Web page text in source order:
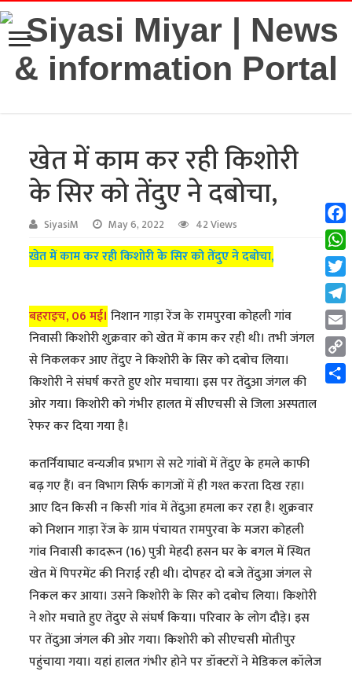
खेत में काम कर रही किशोरी
के सिर को तेंदुए ने दबोचा,
SiyasiM May 6, 2022 42 Views
खेत में काम कर रही किशोरी के सिर को तेंदुए ने दबोचा,
बहराइच, 06 मई। निशान गाड़ा रेंज के रामपुरवा कोहली गांव
निवासी किशोरी शुक्रवार को खेत में काम कर रही थी। तभी जंगल
से निकलकर आए तेंदुए ने किशोरी के सिर को दबोच लिया।
किशोरी ने संघर्ष करते हुए शोर मचाया। इस पर तेंदुआ जंगल की
ओर गया। किशोरी को गंभीर हालत में सीएचसी से जिला अस्पताल
रेफर कर दिया गया है।
कतर्नियाघाट वन्यजीव प्रभाग से सटे गांवों में तेंदुए के हमले काफी
बढ़ गए हैं। वन विभाग सिर्फ कागजों में ही गश्त करता दिख रहा।
आए दिन किसी न किसी गांव में तेंदुआ हमला कर रहा है। शुक्रवार
को निशान गाड़ा रेंज के ग्राम पंचायत रामपुरवा के मजरा कोहली
गांव निवासी कादरून (16) पुत्री मेहदी हसन घर के बगल में स्थित
खेत में पिपरमेंट की निराई रही थी। दोपहर दो बजे तेंदुआ जंगल से
निकल कर आया। उसने किशोरी के सिर को दबोच लिया। किशोरी
ने शोर मचाते हुए तेंदुए से संघर्ष किया। परिवार के लोग दौड़े। इस
पर तेंदुआ जंगल की ओर गया। किशोरी को सीएचसी मोतीपुर
पहुंचाया गया। यहां हालत गंभीर होने पर डॉक्टरों ने मेडिकल कॉलेज
Copy
Link